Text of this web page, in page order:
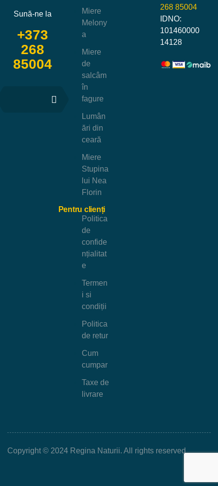
Miere
Melony
a
Miere
de
salcâm
în
fagure
Lumân
ări din
ceară
Miere
Stupina
lui Nea
Florin
Pentru clienți
Politica
de
confide
nțialitat
e
Termen
i si
condiții
Politica
de retur
Cum
cumpar
Taxe de
livrare
Sună-ne la
+373
268
85004
268 85004
IDNO:
101460000
14128
Copyright © 2024 Regina Naturii. All rights reserved